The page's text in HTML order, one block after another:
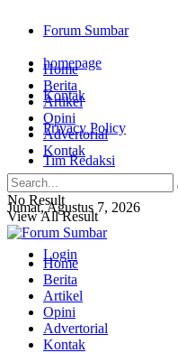
Forum Sumbar
homepage
Kontak
Privacy Policy
Tim Redaksi
Jumat, Agustus 7, 2026
Login
Home
Berita
Artikel
Opini
Advertorial
Kontak
No Result
View All Result
Home
Berita
Artikel
Opini
Advertorial
Kontak